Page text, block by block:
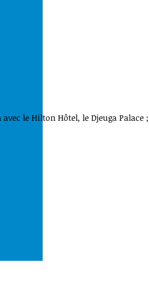
le Hilton Hôtel, le Djeuga